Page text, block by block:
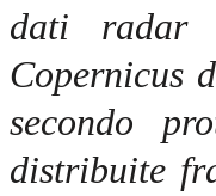
dati radar
Copernicus
secondo
distribuite